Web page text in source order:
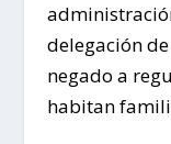
delegación
negado a
habitan